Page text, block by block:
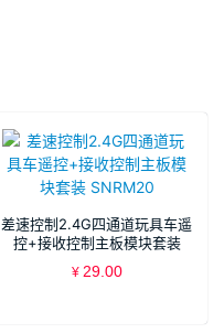
差速控制2.4G四通道玩具车遥
控+接收控制主板模块套装
SNRM20
¥ 29.00